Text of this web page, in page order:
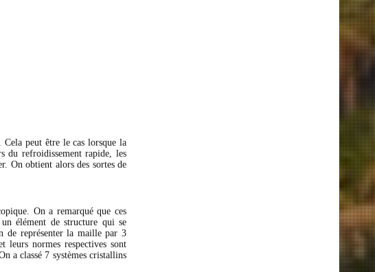
peut être le cas lorsque la
du refroidissement rapide, les
On obtient alors des sortes de
On a remarqué que ces
élément de structure qui se
de représenter la maille par 3
leurs normes respectives sont
a classé 7 systèmes cristallins